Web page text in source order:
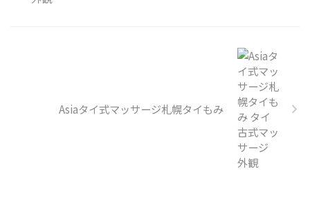
Asiaタイ式マッサージ札幌タイもみ